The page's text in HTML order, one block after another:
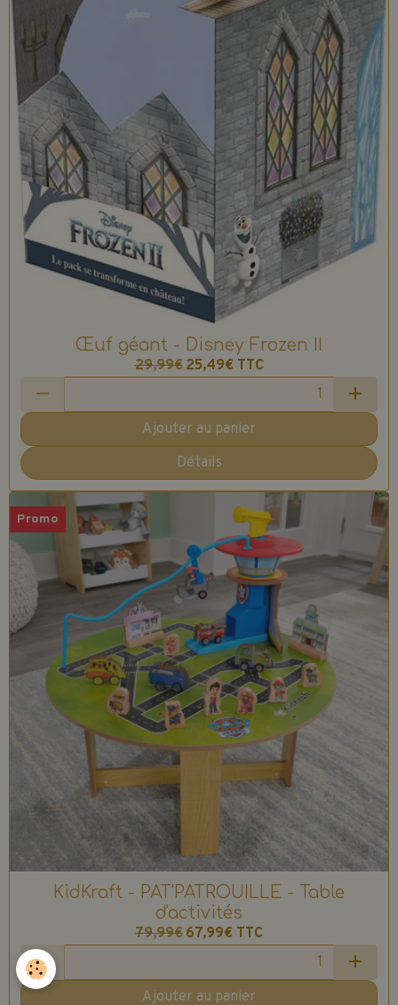
Œuf géant - Disney Frozen II
29,99€ 25,49€ TTC
Ajouter au panier
Détails
Promo
KidKraft - PAT'PATROUILLE - Table
d'activités
79,99€ 67,99€ TTC
Ajouter au panier